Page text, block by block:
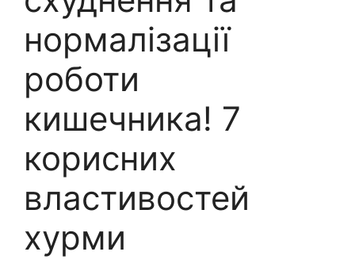
нормалізації
роботи
кишечника! 7
корисних
властивостей
хурми